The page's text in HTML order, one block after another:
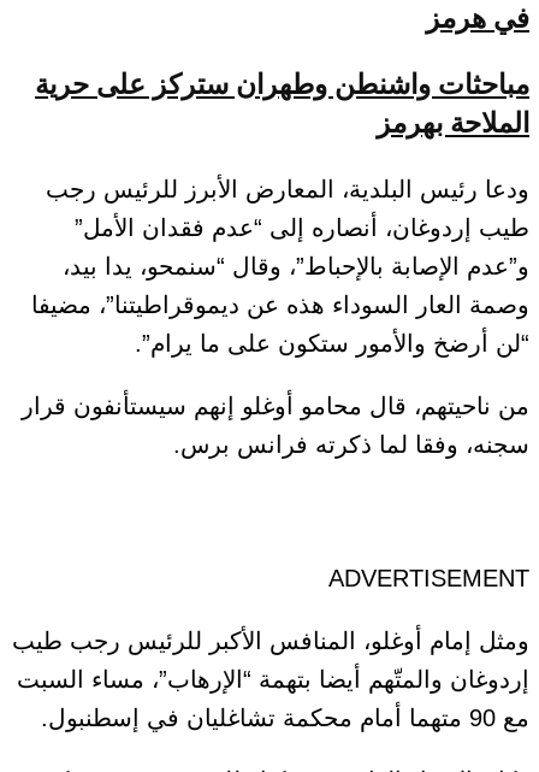
في هرمز
مباحثات واشنطن وطهران ستركز على حرية
الملاحة بهرمز
ودعا رئيس البلدية، المعارض الأبرز للرئيس رجب
طيب إردوغان، أنصاره إلى “عدم فقدان الأمل”
و”عدم الإصابة بالإحباط”، وقال “سنمحو، يدا بيد،
وصمة العار السوداء هذه عن ديموقراطيتنا”، مضيفا
“لن أرضخ والأمور ستكون على ما يرام”.
من ناحيتهم، قال محامو أوغلو إنهم سيستأنفون قرار
سجنه، وفقا لما ذكرته فرانس برس.
ADVERTISEMENT
ومثل إمام أوغلو، المنافس الأكبر للرئيس رجب طيب
إردوغان والمتّهم أيضا بتهمة “الإرهاب”، مساء السبت
مع 90 متهما أمام محكمة تشاغليان في إسطنبول.